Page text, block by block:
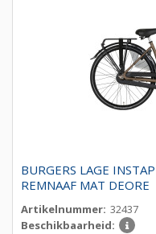
BURGERS LAGE
REMNAAF MAT DEORE
Artikelnummer: 32437
Beschikbaarheid: